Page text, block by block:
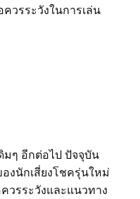
วรระวังในการเล่น
มๆ อีกต่อไป ปัจจุบัน
งนักเสี่ยงโชครุ่นใหม่
วรระวังและแนวทาง